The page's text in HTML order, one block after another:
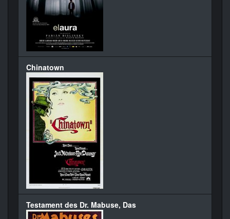
Chinatown
Testament des Dr. Mabuse, Das